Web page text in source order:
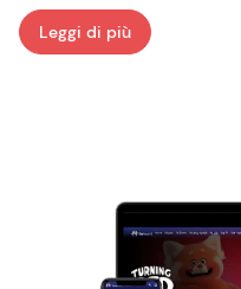
Leggi di più: Pavilion plus